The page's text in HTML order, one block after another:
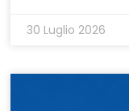
30 Luglio 2026